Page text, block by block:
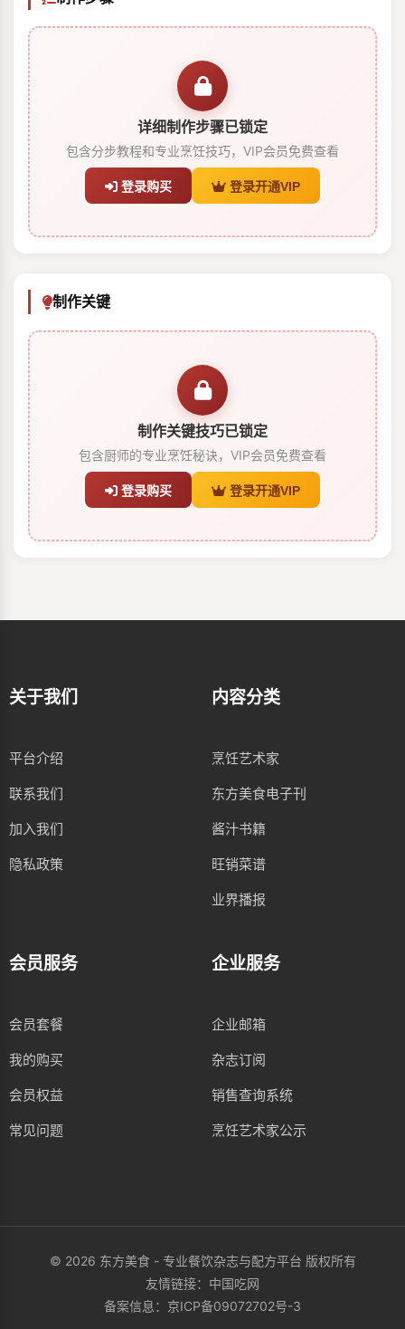
详细制作步骤已锁定
包含分步教程和专业烹饪技巧，VIP会员免费查看
登录购买 登录开通VIP
制作关键
制作关键技巧已锁定
包含厨师的专业烹饪秘诀，VIP会员免费查看
登录购买 登录开通VIP
关于我们
平台介绍
联系我们
加入我们
隐私政策
内容分类
烹饪艺术家
东方美食电子刊
酱汁书籍
旺销菜谱
业界播报
会员服务
会员套餐
我的购买
会员权益
常见问题
企业服务
企业邮箱
杂志订阅
销售查询系统
烹饪艺术家公示
© 2026 东方美食 - 专业餐饮杂志与配方平台 版权所有
友情链接： 中国吃网
备案信息： 京ICP备09072702号-3